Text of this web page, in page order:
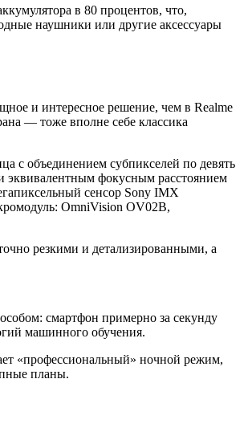
в 80 процентов, что,
наушники или другие аксессуары
и интересное решение, чем в Realme
— тоже вполне себе классика
с объединением субпикселей по девять
эквивалентным фокусным расстоянием
сенсор Sony IMX
OmniVision OV02B,
резкими и детализированными, а
смартфон примерно за секунду
машинного обучения.
«профессиональный» ночной режим,
планы.